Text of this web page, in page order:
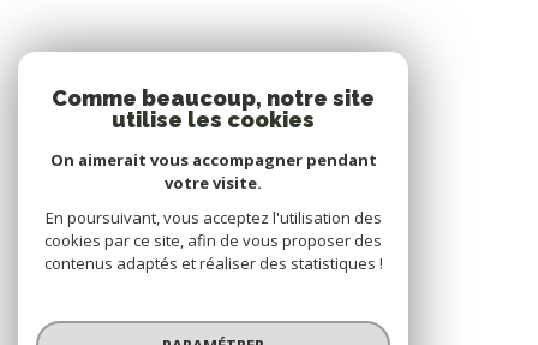
© 2026 | Tous droits réservés
Comme beaucoup, notre site
utilise les cookies
On aimerait vous accompagner pendant
votre visite.
En poursuivant, vous acceptez l'utilisation des
cookies par ce site, afin de vous proposer des
contenus adaptés et réaliser des statistiques !